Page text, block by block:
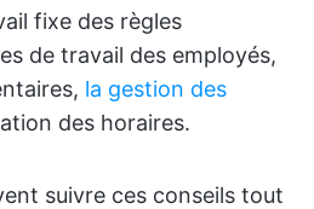
fixe des règles
de travail des employés,
la gestion des
des horaires.
suivre ces conseils tout